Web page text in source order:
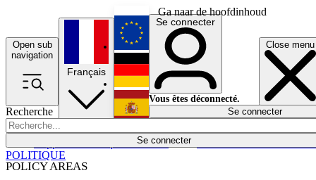
Ga naar de hoofdinhoud
Open sub
navigation
Close menu
Recherche
Se connecter
POLICY AREAS
Économie
Français
English
Deutsch
Español
Se connecter
Vous êtes déconnecté.
Se connecter
POLITIQUE